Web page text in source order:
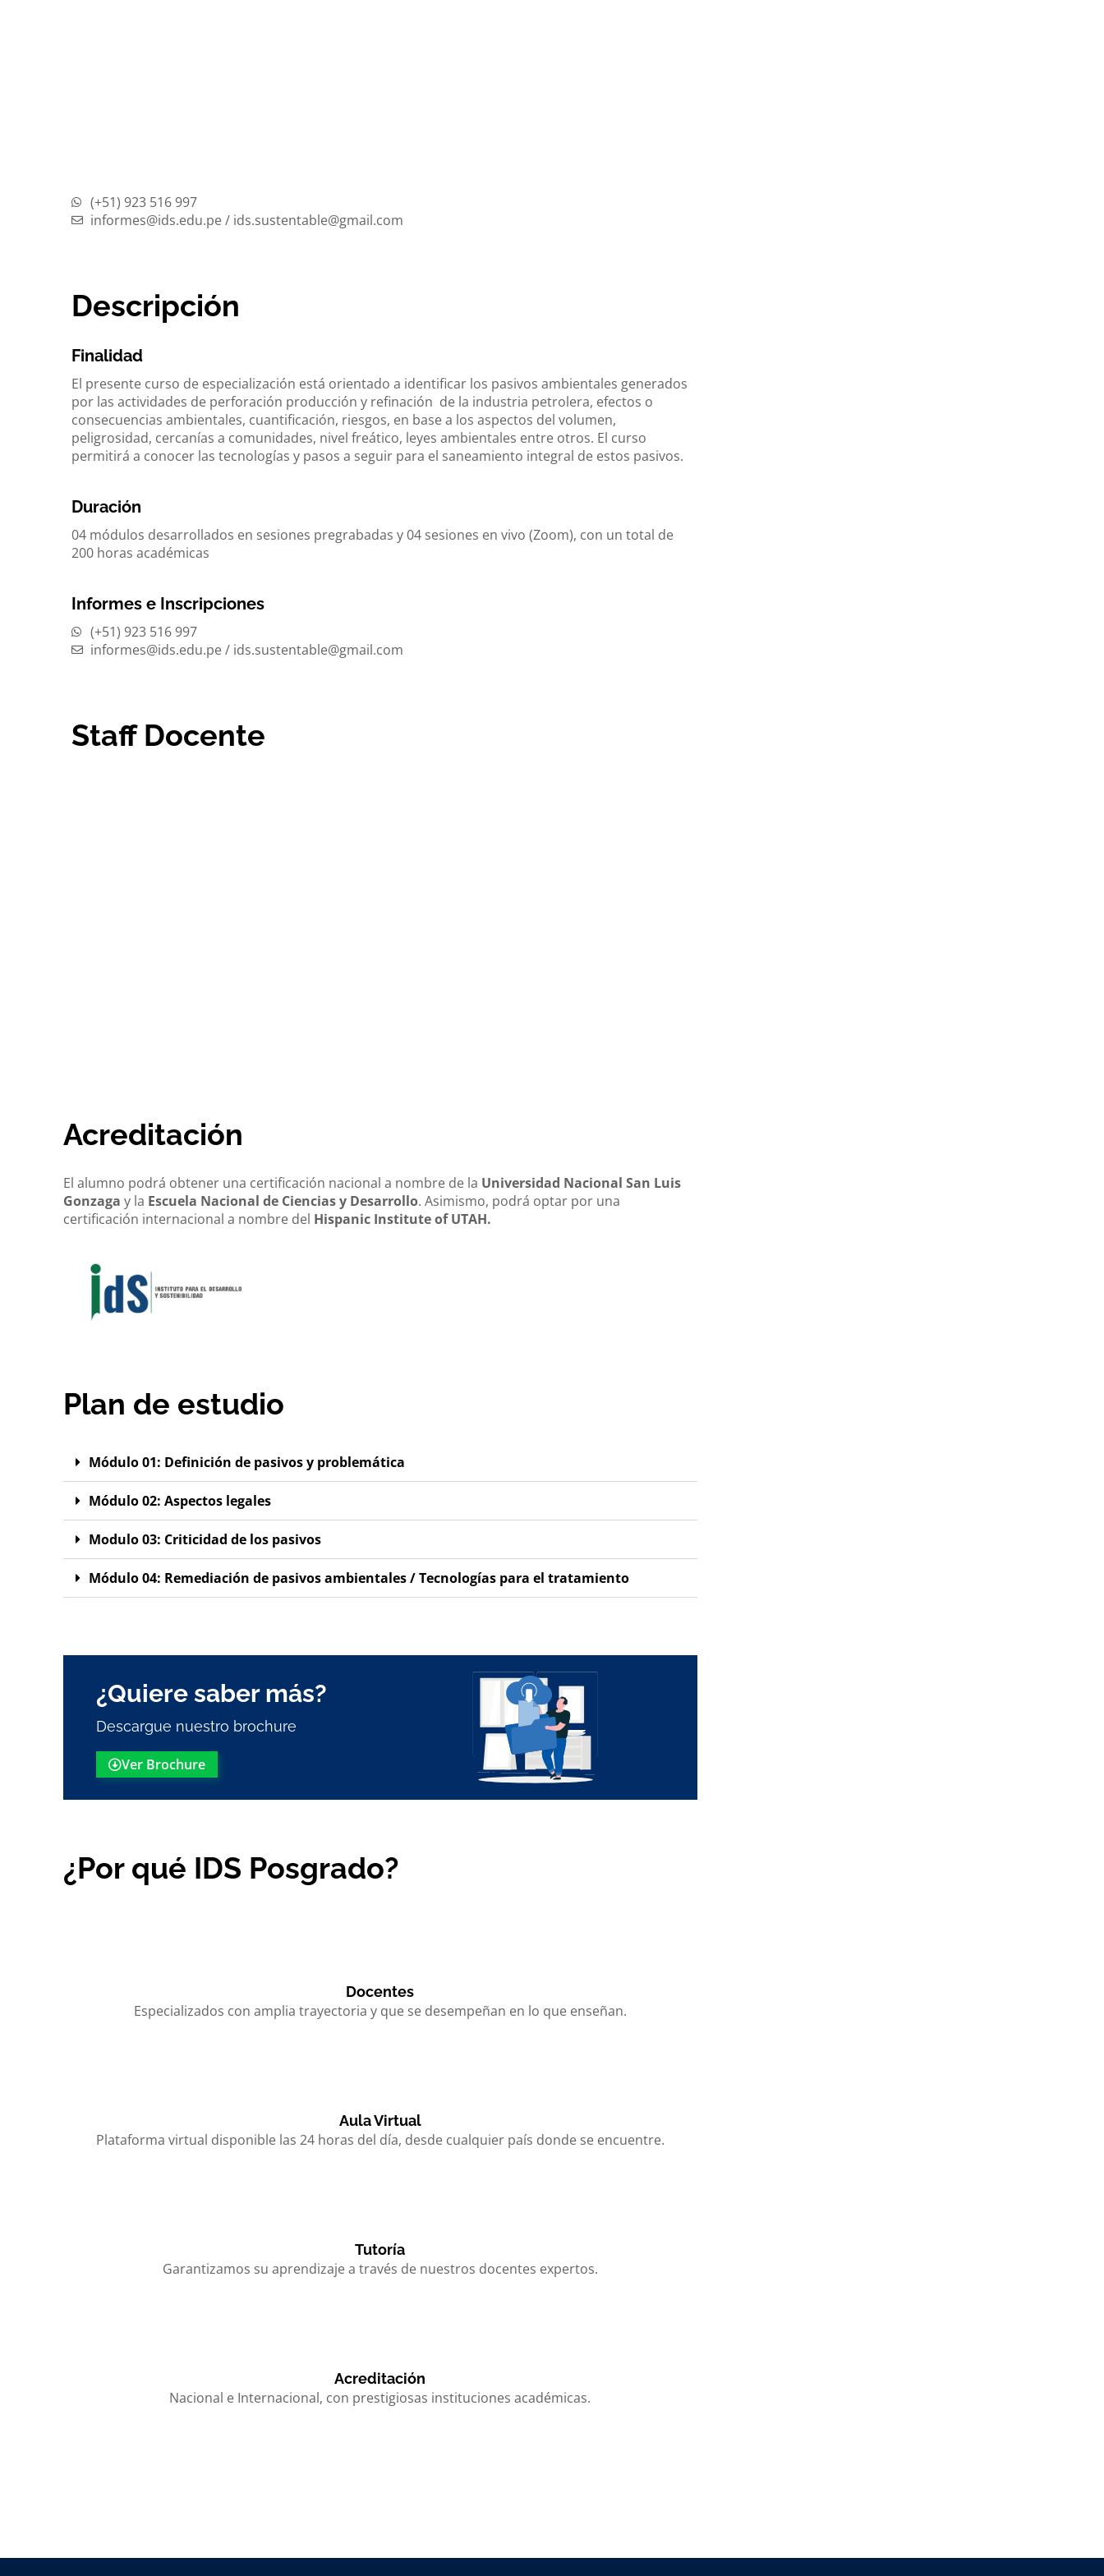
(+51) 923 516 997
informes@ids.edu.pe / ids.sustentable@gmail.com
Descripción
Finalidad
El presente curso de especialización está orientado a identificar los pasivos ambientales generados
por las actividades de perforación producción y refinación de la industria petrolera, efectos o
consecuencias ambientales, cuantificación, riesgos, en base a los aspectos del volumen,
peligrosidad, cercanías a comunidades, nivel freático, leyes ambientales entre otros. El curso
permitirá a conocer las tecnologías y pasos a seguir para el saneamiento integral de estos pasivos.
Duración
04 módulos desarrollados en sesiones pregrabadas y 04 sesiones en vivo (Zoom), con un total de
200 horas académicas
Informes e Inscripciones
(+51) 923 516 997
informes@ids.edu.pe / ids.sustentable@gmail.com
Staff Docente
Acreditación
El alumno podrá obtener una certificación nacional a nombre de la Universidad Nacional San Luis
Gonzaga y la Escuela Nacional de Ciencias y Desarrollo. Asimismo, podrá optar por una
certificación internacional a nombre del Hispanic Institute of UTAH.
Plan de estudio
Módulo 01: Definición de pasivos y problemática
Módulo 02: Aspectos legales
Modulo 03: Criticidad de los pasivos
Módulo 04: Remediación de pasivos ambientales / Tecnologías para el tratamiento
¿Quiere saber más?
Descargue nuestro brochure
Ver Brochure
¿Por qué IDS Posgrado?
Docentes
Especializados con amplia trayectoria y que se desempeñan en lo que enseñan.
Aula Virtual
Plataforma virtual disponible las 24 horas del día, desde cualquier país donde se encuentre.
Tutoría
Garantizamos su aprendizaje a través de nuestros docentes expertos.
Acreditación
Nacional e Internacional, con prestigiosas instituciones académicas.